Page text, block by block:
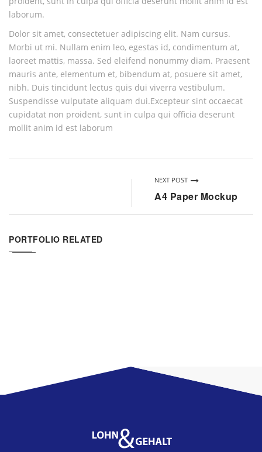
laborum.
Dolor sit amet, consectetuer adipiscing elit. Nam cursus.
Morbi ut mi. Nullam enim leo, egestas id, condimentum at,
laoreet mattis, massa. Sed eleifend nonummy diam. Praesent
mauris ante, elementum et, bibendum at, posuere sit amet,
nibh. Duis tincidunt lectus quis dui viverra vestibulum.
Suspendisse vulputate aliquam dui.Excepteur sint occaecat
cupidatat non proident, sunt in culpa qui officia deserunt
mollit anim id est laborum
NEXT POST
A4 Paper Mockup
PORTFOLIO RELATED